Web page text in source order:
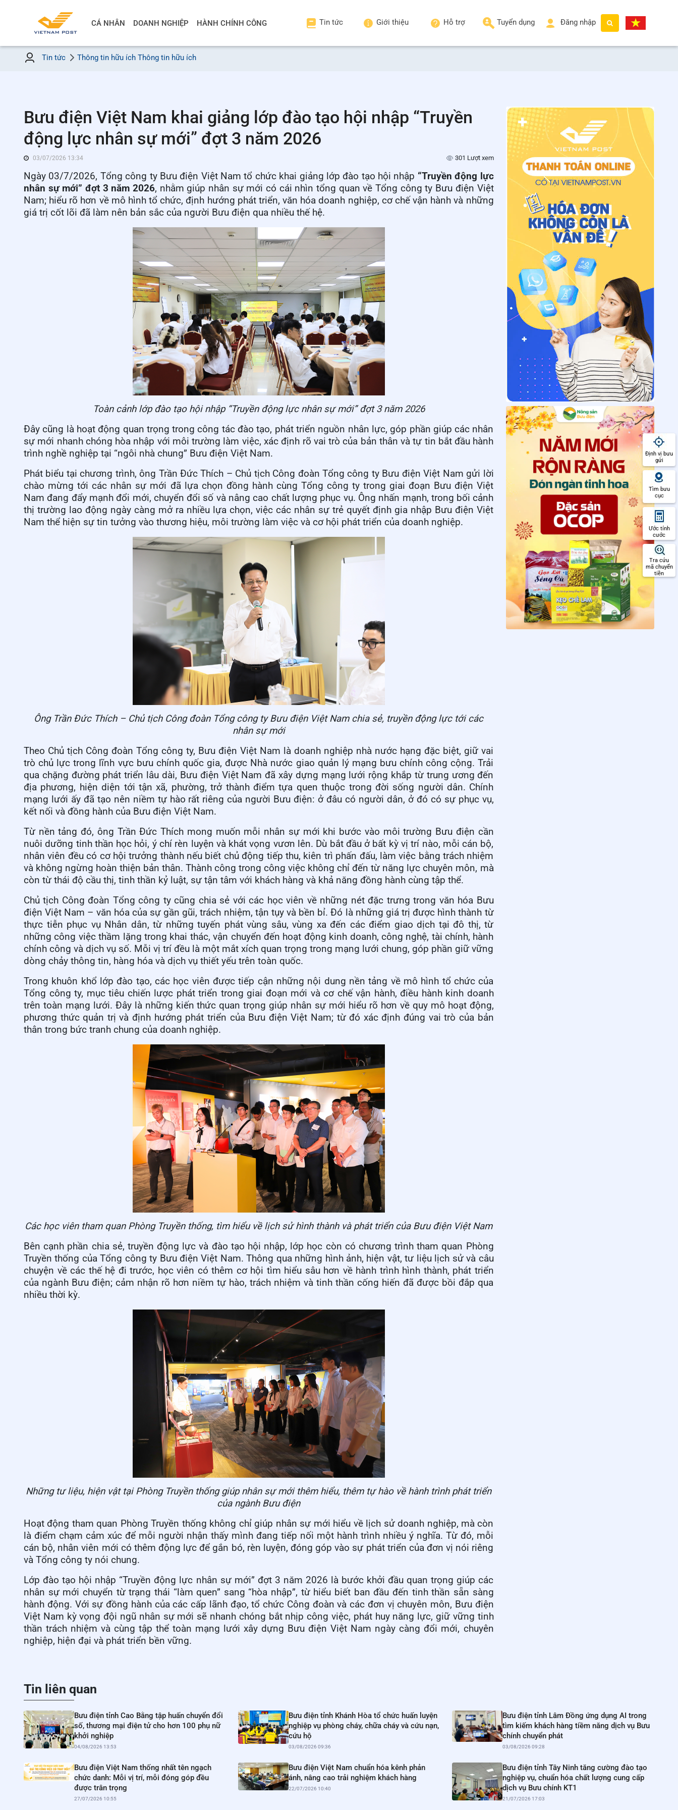
CÁ NHÂN DOANH NGHIỆP HÀNH CHÍNH CÔNG Tin tức Giới thiệu Hỗ trợ Tuyển dụng Đăng nhập
Tin tức Thông tin hữu ích Thông tin hữu ích
Bưu điện Việt Nam khai giảng lớp đào tạo hội nhập “Truyền
động lực nhân sự mới” đợt 3 năm 2026
03/07/2026 13:34 301 Lượt xem
Ngày 03/7/2026, Tổng công ty Bưu điện Việt Nam tổ chức khai giảng lớp đào tạo hội nhập “Truyền động lực
nhân sự mới” đợt 3 năm 2026, nhằm giúp nhân sự mới có cái nhìn tổng quan về Tổng công ty Bưu điện Việt
Nam; hiểu rõ hơn về mô hình tổ chức, định hướng phát triển, văn hóa doanh nghiệp, cơ chế vận hành và những
giá trị cốt lõi đã làm nên bản sắc của người Bưu điện qua nhiều thế hệ.
Toàn cảnh lớp đào tạo hội nhập “Truyền động lực nhân sự mới” đợt 3 năm 2026
Đây cũng là hoạt động quan trọng trong công tác đào tạo, phát triển nguồn nhân lực, góp phần giúp các nhân
sự mới nhanh chóng hòa nhập với môi trường làm việc, xác định rõ vai trò của bản thân và tự tin bắt đầu hành
trình nghề nghiệp tại “ngôi nhà chung” Bưu điện Việt Nam.
Phát biểu tại chương trình, ông Trần Đức Thích – Chủ tịch Công đoàn Tổng công ty Bưu điện Việt Nam gửi lời
chào mừng tới các nhân sự mới đã lựa chọn đồng hành cùng Tổng công ty trong giai đoạn Bưu điện Việt
Nam đang đẩy mạnh đổi mới, chuyển đổi số và nâng cao chất lượng phục vụ. Ông nhấn mạnh, trong bối cảnh
thị trường lao động ngày càng mở ra nhiều lựa chọn, việc các nhân sự trẻ quyết định gia nhập Bưu điện Việt
Nam thể hiện sự tin tưởng vào thương hiệu, môi trường làm việc và cơ hội phát triển của doanh nghiệp.
Ông Trần Đức Thích – Chủ tịch Công đoàn Tổng công ty Bưu điện Việt Nam chia sẻ, truyền động lực tới các
nhân sự mới
Theo Chủ tịch Công đoàn Tổng công ty, Bưu điện Việt Nam là doanh nghiệp nhà nước hạng đặc biệt, giữ vai
trò chủ lực trong lĩnh vực bưu chính quốc gia, được Nhà nước giao quản lý mạng bưu chính công cộng. Trải
qua chặng đường phát triển lâu dài, Bưu điện Việt Nam đã xây dựng mạng lưới rộng khắp từ trung ương đến
địa phương, hiện diện tới tận xã, phường, trở thành điểm tựa quen thuộc trong đời sống người dân. Chính
mạng lưới ấy đã tạo nên niềm tự hào rất riêng của người Bưu điện: ở đâu có người dân, ở đó có sự phục vụ,
kết nối và đồng hành của Bưu điện Việt Nam.
Từ nền tảng đó, ông Trần Đức Thích mong muốn mỗi nhân sự mới khi bước vào môi trường Bưu điện cần
nuôi dưỡng tinh thần học hỏi, ý chí rèn luyện và khát vọng vươn lên. Dù bắt đầu ở bất kỳ vị trí nào, mỗi cán bộ,
nhân viên đều có cơ hội trưởng thành nếu biết chủ động tiếp thu, kiên trì phấn đấu, làm việc bằng trách nhiệm
và không ngừng hoàn thiện bản thân. Thành công trong công việc không chỉ đến từ năng lực chuyên môn, mà
còn từ thái độ cầu thị, tinh thần kỷ luật, sự tận tâm với khách hàng và khả năng đồng hành cùng tập thể.
Chủ tịch Công đoàn Tổng công ty cũng chia sẻ với các học viên về những nét đặc trưng trong văn hóa Bưu
điện Việt Nam – văn hóa của sự gần gũi, trách nhiệm, tận tụy và bền bỉ. Đó là những giá trị được hình thành từ
thực tiễn phục vụ Nhân dân, từ những tuyến phát vùng sâu, vùng xa đến các điểm giao dịch tại đô thị, từ
những công việc thầm lặng trong khai thác, vận chuyển đến hoạt động kinh doanh, công nghệ, tài chính, hành
chính công và dịch vụ số. Mỗi vị trí đều là một mắt xích quan trọng trong mạng lưới chung, góp phần giữ vững
dòng chảy thông tin, hàng hóa và dịch vụ thiết yếu trên toàn quốc.
Trong khuôn khổ lớp đào tạo, các học viên được tiếp cận những nội dung nền tảng về mô hình tổ chức của
Tổng công ty, mục tiêu chiến lược phát triển trong giai đoạn mới và cơ chế vận hành, điều hành kinh doanh
trên toàn mạng lưới. Đây là những kiến thức quan trọng giúp nhân sự mới hiểu rõ hơn về quy mô hoạt động,
phương thức quản trị và định hướng phát triển của Bưu điện Việt Nam; từ đó xác định đúng vai trò của bản
thân trong bức tranh chung của doanh nghiệp.
Các học viên tham quan Phòng Truyền thống, tìm hiểu về lịch sử hình thành và phát triển của Bưu điện Việt Nam
Bên cạnh phần chia sẻ, truyền động lực và đào tạo hội nhập, lớp học còn có chương trình tham quan Phòng
Truyền thống của Tổng công ty Bưu điện Việt Nam. Thông qua những hình ảnh, hiện vật, tư liệu lịch sử và câu
chuyện về các thế hệ đi trước, học viên có thêm cơ hội tìm hiểu sâu hơn về hành trình hình thành, phát triển
của ngành Bưu điện; cảm nhận rõ hơn niềm tự hào, trách nhiệm và tinh thần cống hiến đã được bồi đắp qua
nhiều thời kỳ.
Những tư liệu, hiện vật tại Phòng Truyền thống giúp nhân sự mới thêm hiểu, thêm tự hào về hành trình phát triển
của ngành Bưu điện
Hoạt động tham quan Phòng Truyền thống không chỉ giúp nhân sự mới hiểu về lịch sử doanh nghiệp, mà còn
là điểm chạm cảm xúc để mỗi người nhận thấy mình đang tiếp nối một hành trình nhiều ý nghĩa. Từ đó, mỗi
cán bộ, nhân viên mới có thêm động lực để gắn bó, rèn luyện, đóng góp vào sự phát triển của đơn vị nói riêng
và Tổng công ty nói chung.
Lớp đào tạo hội nhập “Truyền động lực nhân sự mới” đợt 3 năm 2026 là bước khởi đầu quan trọng giúp các
nhân sự mới chuyển từ trạng thái “làm quen” sang “hòa nhập”, từ hiểu biết ban đầu đến tinh thần sẵn sàng
hành động. Với sự đồng hành của các cấp lãnh đạo, tổ chức Công đoàn và các đơn vị chuyên môn, Bưu điện
Việt Nam kỳ vọng đội ngũ nhân sự mới sẽ nhanh chóng bắt nhịp công việc, phát huy năng lực, giữ vững tinh
thần trách nhiệm và cùng tập thể toàn mạng lưới xây dựng Bưu điện Việt Nam ngày càng đổi mới, chuyên
nghiệp, hiện đại và phát triển bền vững.
Tin liên quan
Bưu điện tỉnh Cao Bằng tập huấn chuyển đổi
số, thương mại điện tử cho hơn 100 phụ nữ
khởi nghiệp
04/08/2026 13:53
Bưu điện tỉnh Khánh Hòa tổ chức huấn luyện
nghiệp vụ phòng cháy, chữa cháy và cứu nạn,
cứu hộ
03/08/2026 09:36
Bưu điện tỉnh Lâm Đồng ứng dụng AI trong
tìm kiếm khách hàng tiềm năng dịch vụ Bưu
chính chuyển phát
03/08/2026 09:28
Bưu điện Việt Nam thống nhất tên ngạch
chức danh: Mỗi vị trí, mỗi đóng góp đều
được trân trọng
27/07/2026 10:55
Bưu điện Việt Nam chuẩn hóa kênh phản
ánh, nâng cao trải nghiệm khách hàng
22/07/2026 10:40
Bưu điện tỉnh Tây Ninh tăng cường đào tạo
nghiệp vụ, chuẩn hóa chất lượng cung cấp
dịch vụ Bưu chính KT1
21/07/2026 17:03
Định vị bưu
gửi
Tìm bưu
cục
Ước tính
cước
Tra cứu
mã chuyển
tiền